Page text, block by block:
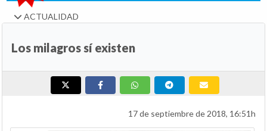
ACTUALIDAD
Los milagros sí existen
17 de septiembre de 2018, 16:51h